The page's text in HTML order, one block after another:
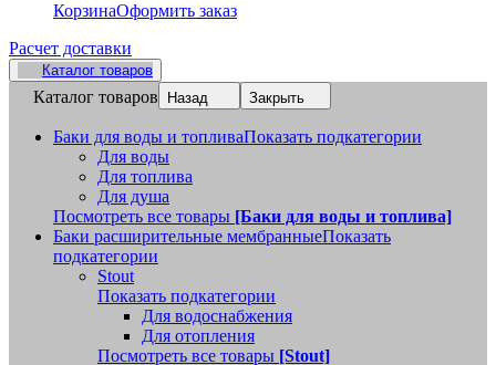
КорзинаОформить заказ
Расчет доставки
Каталог товаров
Каталог товаров Назад Закрыть
Баки для воды и топливаПоказать подкатегории
Для воды
Для топлива
Для душа
Посмотреть все товары [Баки для воды и топлива]
Баки расширительные мембранныеПоказать
подкатегории
Stout
Показать подкатегории
Для водоснабжения
Для отопления
Посмотреть все товары [Stout]